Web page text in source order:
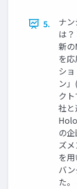
5.
ナ
は
新
を
シ
ン
ク
社
の
ズ
を
バ
た